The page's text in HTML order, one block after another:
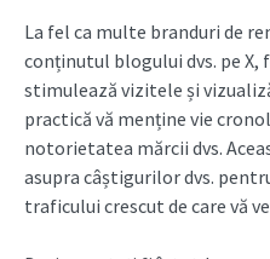
La fel ca multe branduri de
conținutul blogului dvs. pe
stimulează vizitele și
practică vă menține vie
notorietatea mărcii dvs.
asupra câștigurilor dvs.
traficului crescut de care vă